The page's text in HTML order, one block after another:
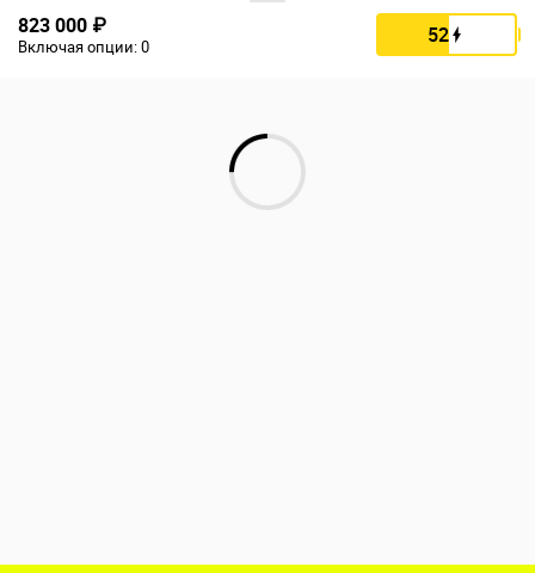
823 000 ₽
Включая опции:0 52